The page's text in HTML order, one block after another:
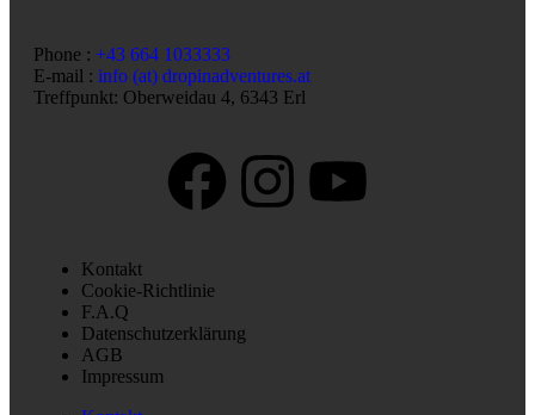
Phone : +43 664 1033333
E-mail : info (at) dropinadventures.at
Treffpunkt: Oberweidau 4, 6343 Erl
Kontakt
Cookie-Richtlinie
F.A.Q
Datenschutzerklärung
AGB
Impressum